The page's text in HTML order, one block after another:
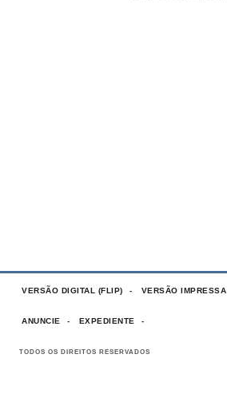
VERSÃO DIGITAL (FLIP) VERSÃO IMPRESSA
ANUNCIE EXPEDIENTE
TODOS OS DIREITOS RESERVADOS